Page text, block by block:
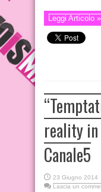
Leggi Articolo »
reality
Canale5
23 Giugno 2014
Lascia un